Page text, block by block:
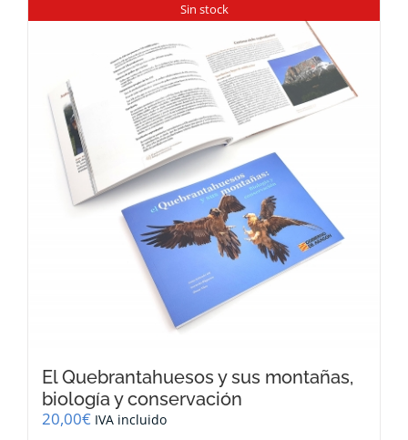
Sin stock
El Quebrantahuesos y sus montañas,
biología y conservación
20,00€ IVA incluido